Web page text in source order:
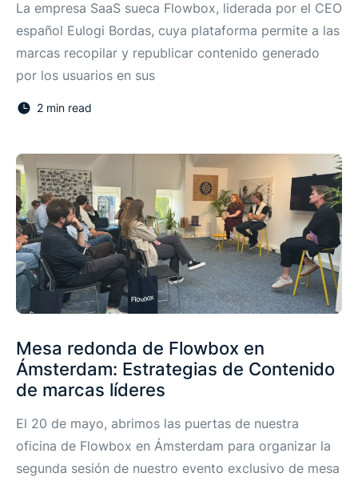
La empresa SaaS sueca Flowbox, liderada por el CEO
español Eulogi Bordas, cuya plataforma permite a las
marcas recopilar y republicar contenido generado
por los usuarios en sus
2 min read
Mesa redonda de Flowbox en
Ámsterdam: Estrategias de Contenido
de marcas líderes
El 20 de mayo, abrimos las puertas de nuestra
oficina de Flowbox en Ámsterdam para organizar la
segunda sesión de nuestro evento exclusivo de mesa